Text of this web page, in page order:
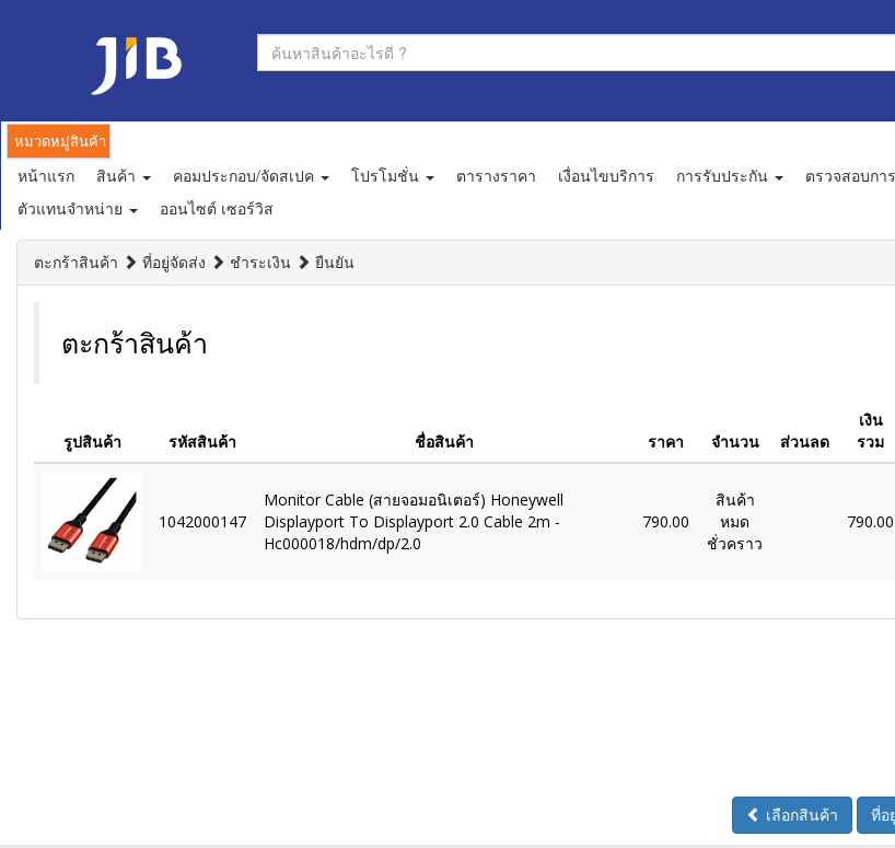
หมวดหมู่สินค้า
หน้าแรก สินค้า คอมประกอบ/จัดสเปค โปรโมชั่น ตารางราคา เงื่อนไขบริการ การรับประกัน ตรวจสอบกา
ตัวแทนจำหน่าย
ออนไซต์ เซอร์วิส
ตะกร้าสินค้า ที่อยู่จัดส่ง ชำระเงิน ยืนยัน
ตะกร้าสินค้า
รูปสินค้า รหัสสินค้า ชื่อสินค้า ราคา จำนวน ส่วนลด
เงิน
รวม
1042000147
Monitor Cable (สายจอมอนิเตอร์) Honeywell
Displayport To Displayport 2.0 Cable 2m -
Hc000018/hdm/dp/2.0
790.00
สินค้า
หมด
ชั่วคราว
790.00
เลือกสินค้า ที่อ